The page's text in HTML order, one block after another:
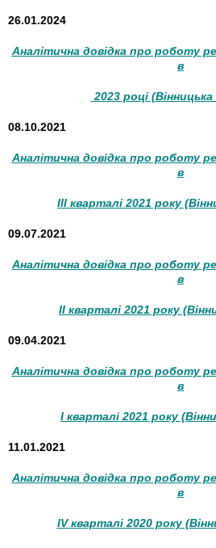
26.01.2024
Аналітична довідка про роботу
в
2023 році
08.10.2021
Аналітична довідка про роботу
в
III кварталі 2021 року
09.07.2021
Аналітична довідка про роботу
в
II кварталі 2021 року
09.04.2021
Аналітична довідка про роботу
в
I кварталі 2021 року
11.01.2021
Аналітична довідка про роботу
в
IV кварталі 2020 року